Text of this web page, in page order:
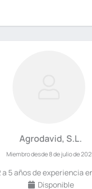
Agrodavid, S.L.
Miembro desde 8 de julio de
a 5 años de experiencia
Disponible